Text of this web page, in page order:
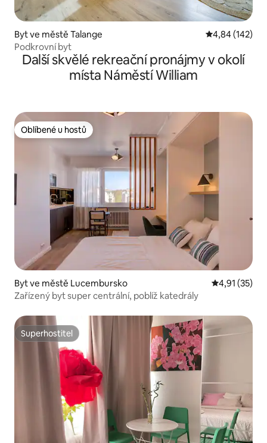
Byt ve městě Talange Průměrné
4,84 (142)
Podkrovní byt
Další skvělé rekreační pronájmy v okolí
místa Náměstí William
Oblíbené u hostů
Oblíbené u hostů
Byt ve městě Lucembursko Průměrné
4,91 (35)
Zařízený byt super centrální, poblíž katedrály
Superhostitel
Superhostitel